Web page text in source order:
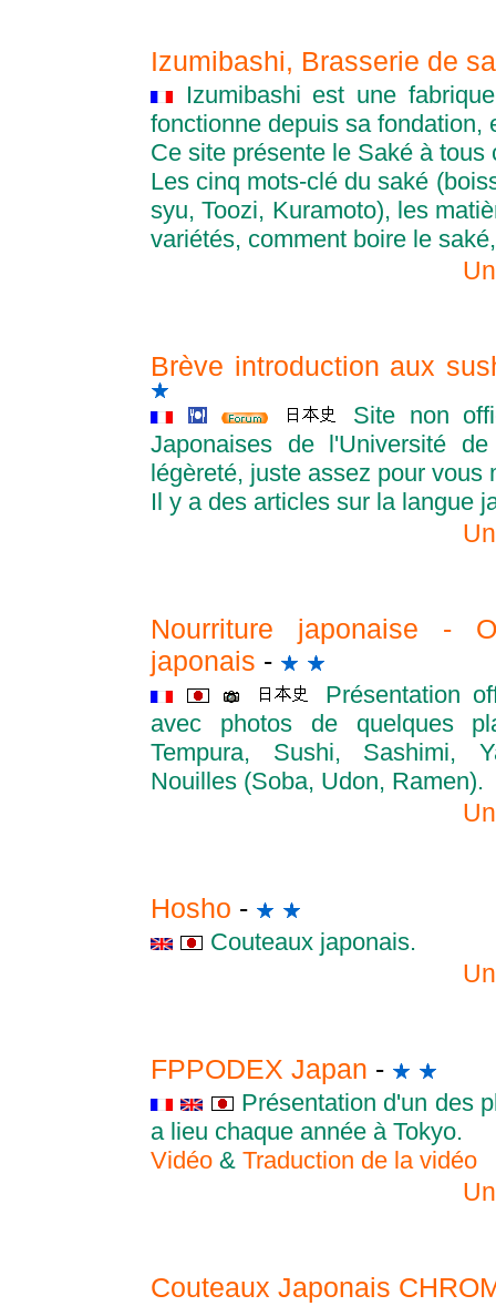
Izumibashi, Brasserie de
Izumibashi est une
fonctionne depuis sa fondation,
Ce site présente le Saké à
Les cinq mots-clé du saké
syu, Toozi, Kuramoto), les
variétés, comment boire le
Brève introduction aux
Site non
Japonaises de l'Université
légèreté, juste assez pour vous
Il y a des articles sur la langue
Nourriture japonaise -
japonais -
Présentation
avec photos de quelques
Tempura, Sushi, Sashimi,
Nouilles (Soba, Udon, Ramen).
Hosho -
Couteaux japonais.
FPPODEX Japan -
Présentation d'un des
a lieu chaque année à Tokyo.
Vidéo & Traduction de la vidéo
Couteaux Japonais